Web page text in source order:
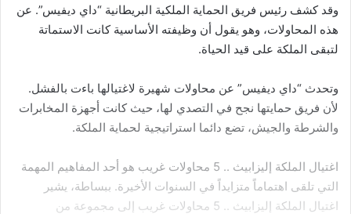
وقد كشف رئيس فريق الحماية الملكية البريطانية “داي ديفيس”. عن
هذه المحاولات، وهو يقول أن وظيفته الأساسية كانت الاستماتة
لتبقى الملكة على قيد الحياة.
وتحدث “داي ديفيس” عن محاولات شهيرة لاغتيالها باءت بالفشل.
لأن فريق حمايتها نجح في التصدي لها، حيث كانت أجهزة المخابرات
والشرطة والجيش، تضع دائما استراتيجية لحماية الملكة.
اغتيال الملكة إليزابيث .. 5 محاولات غريب هو أحد المفاهيم المهمة
التي تلقى اهتماماً متزايداً في السنوات الأخيرة. ببساطة، يشير
اغتيال الملكة إليزابيث .. 5 محاولات غريب إلى مجموعة من